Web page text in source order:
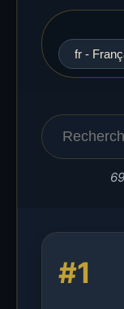
#1